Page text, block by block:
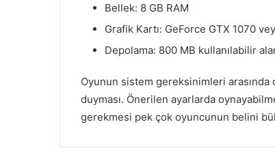
Bellek: 8 GB RAM
Grafik Kartı: GeForce GTX 1070
Depolama: 800 MB kullanılabilir
Oyunun sistem gereksinimleri
duyması. Önerilen ayarlarda
gerekmesi pek çok oyuncunun belini